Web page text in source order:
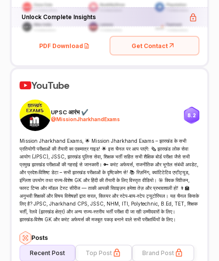
Unlock Complete Insights
PDF Download Get Contact
YouTube
UPSC आरंभ ✔
@MissionJharkhandExams
8.2
Mission Jharkhand Exams, 🌟 Mission Jharkhand Exams – झारखंड के सभी
प्रतियोगी परीक्षाओं की तैयारी का एकमात्र गाइड! 🌟 इस चैनल पर आप पाएंगे: 🗞️ झारखंड लोक सेवा
आयोग (JPSC), JSSC, झारखंड पुलिस सेवा, शिक्षक भर्ती सहित सभी शैक्षिक बोर्ड परीक्षा जैसे सभी
प्रमुख झारखंड परीक्षाओं की गहराई से जानकारी। 🔑 करंट अफेयर्स, राजनीतिक और भूगोल संबंधी अपडेट,
और प्रदेश‑विशिष्ट डेटा – सभी झारखंड परीक्षाओं के दृष्टिकोण से! 📚 रिज़निंग, क्वांटिटेटिव एप्टीट्यूड,
इंग्लिश उपयोग तथा राज्य‑विशेष GK और हिंदी की तैयारी के लिए विस्तृत वीडियो। 🎯 क्विक रिवीजन,
फास्ट टिप्स और मॉडल टेस्ट सीरीज — ताकी आपकी रिवाइज़न हमेशा तेज़ और प्रभावशाली हो! 👨‍🏫
अनुभवी शिक्षकों और विषय विशेषज्ञों द्वारा सरल, क्लियर और स्टेप‑बाय‑स्टेप ट्यूटोरियल। यह चैनल किसके
लिए है? JPSC, Jharkhand CPS, JSSC, NHM, ITI, Polytechnic, B.Ed, TET, शिक्षक
भर्ती, रेलवे (झारखंड क्षेत्र) और अन्य राज्य‑स्तरीय भर्ती परीक्षा दी जा रही उम्मीदवारों के लिए।
झारखंड‑विशेष GK और करंट अफेयर्स की मजबूत पकड़ बनाने वाले सभी परीक्षार्थियों के लिए।
Posts
Recent Post Top Post Brand Post